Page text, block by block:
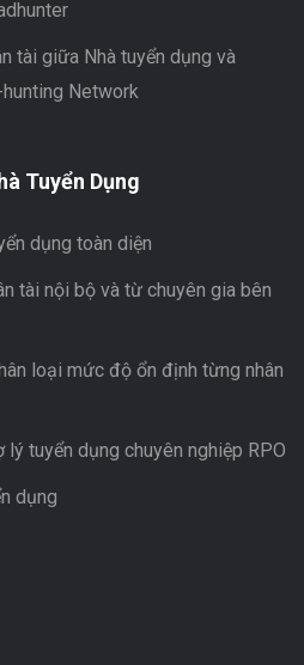
tài giữa Nhà tuyển dụng và
Network
Tuyển Dụng
dụng toàn diện
tài nội bộ và từ chuyên gia bên
loại mức độ ổn định từng nhân
lý tuyển dụng chuyên nghiệp RPO
dụng